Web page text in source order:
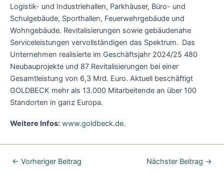
Logistik- und Industriehallen, Parkhäuser, Büro- und
Schulgebäude, Sporthallen, Feuerwehrgebäude und
Wohngebäude. Revitalisierungen sowie gebäudenahe
Serviceleistungen vervollständigen das Spektrum. Das
Unternehmen realisierte im Geschäftsjahr 2024/25 480
Neubauprojekte und 87 Revitalisierungen bei einer
Gesamtleistung von 6,3 Mrd. Euro. Aktuell beschäftigt
GOLDBECK mehr als 13.000 Mitarbeitende an über 100
Standorten in ganz Europa.
Weitere Infos: www.goldbeck.de.
← Vorheriger Beitrag Nächster Beitrag →